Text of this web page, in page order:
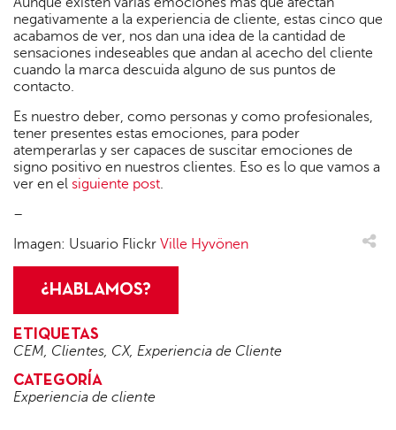
negativamente a la experiencia de cliente, estas cinco que
acabamos de ver, nos dan una idea de la cantidad de
sensaciones indeseables que andan al acecho del cliente
cuando la marca descuida alguno de sus puntos de
contacto.
Es nuestro deber, como personas y como profesionales,
tener presentes estas emociones, para poder
atemperarlas y ser capaces de suscitar emociones de
signo positivo en nuestros clientes. Eso es lo que vamos a
ver en el siguiente post.
–
Imagen: Usuario Flickr Ville Hyvönen
¿HABLAMOS?
ETIQUETAS
CEM, Clientes, CX, Experiencia de Cliente
CATEGORÍA
Experiencia de cliente